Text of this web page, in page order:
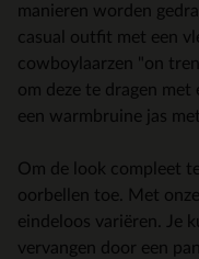
manieren worden
casual outfit met een
cowboylaarzen "on
om deze te dragen met
een warmbruine jas
Om de look compleet
oorbellen toe. Met
eindeloos variëren. Je
vervangen door een